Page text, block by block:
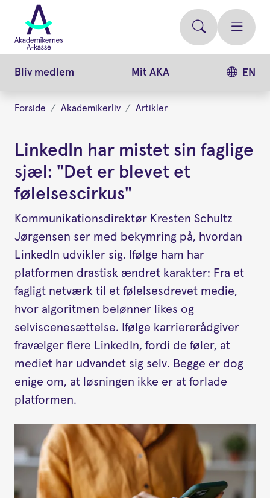
videre
hovedindhold
Bliv medlem Mit AKA EN
Forside Akademikerliv Artikler
LinkedIn har mistet sin faglige
sjæl: "Det er blevet et
følelsescirkus"
Kommunikationsdirektør Kresten Schultz
Jørgensen ser med bekymring på, hvordan
LinkedIn udvikler sig. Ifølge ham har
platformen drastisk ændret karakter: Fra et
fagligt netværk til et følelsesdrevet medie,
hvor algoritmen belønner likes og
selviscenesættelse. Ifølge karriererådgiver
fravælger flere LinkedIn, fordi de føler, at
mediet har udvandet sig selv. Begge er dog
enige om, at løsningen ikke er at forlade
platformen.